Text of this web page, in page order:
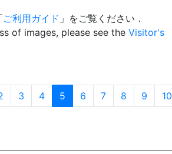
ご利用ガイド 」をご覧ください．
of images, please see the Visitor's
3 4 5 6 7 8 9 10